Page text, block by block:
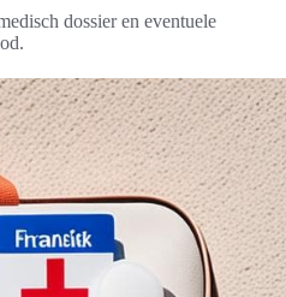
dossier en eventuele